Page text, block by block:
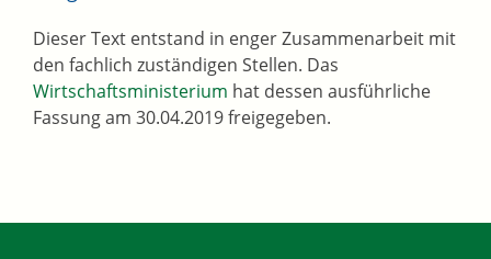
Dieser Text entstand in enger Zusammenarbeit mit
den fachlich zuständigen Stellen. Das
Wirtschaftsministerium hat dessen ausführliche
Fassung am 30.04.2019 freigegeben.